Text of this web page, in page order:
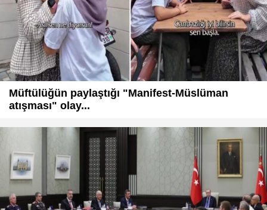
Müftülüğün paylaştığı "Manifest-Müslüman
atışması" olay...